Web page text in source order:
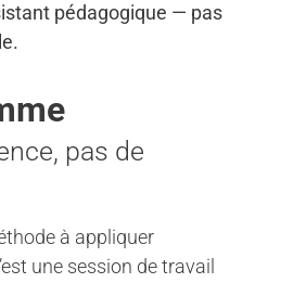
pédagogique — pas
pas de
à appliquer
une session de travail